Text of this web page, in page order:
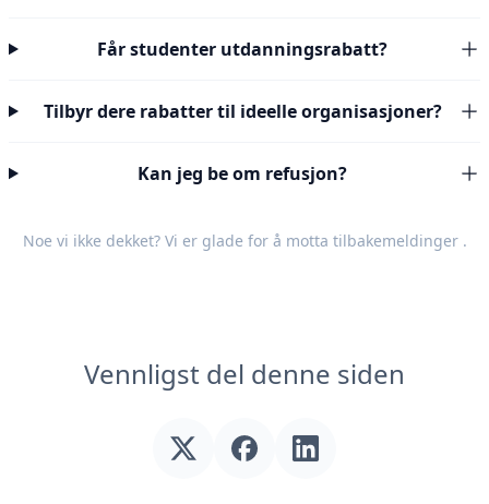
Får studenter utdanningsrabatt?
Tilbyr dere rabatter til ideelle organisasjoner?
Kan jeg be om refusjon?
Noe vi ikke dekket? Vi er glade for å motta tilbakemeldinger.
Vennligst del denne siden